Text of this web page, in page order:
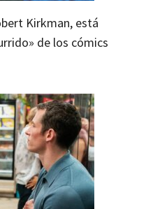
Kirkman, está
de los cómics